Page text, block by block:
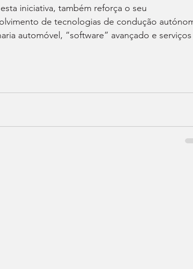
iniciativa, também reforça o seu
de tecnologias de condução
automóvel, “software” avançado e serviços